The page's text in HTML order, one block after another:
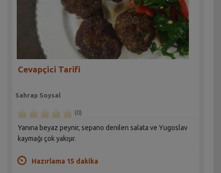
Cevapçici Tarifi
Sahrap Soysal
(0)
Yanına beyaz peynir, sepano denilen salata ve Yugoslav
kaymağı çok yakışır.
Hazırlama 15 dakika